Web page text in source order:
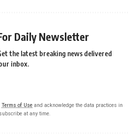
Daily Newsletter
the latest breaking news delivered
inbox.
Terms of Use and acknowledge the data practices in
at any time.